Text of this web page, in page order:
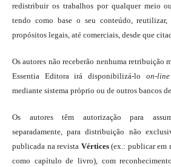
redistribuir os trabalhos por qualquer meio
tendo como base o seu conteúdo,
propósitos legais, até comerciais, desde que
Os autores não receberão nenhuma retribuição
Essentia Editora irá disponibilizá-lo on-line
mediante sistema próprio ou de outros bancos
Os autores têm autorização para
separadamente, para distribuição não
publicada na revista Vértices(ex.: publicar em
como capítulo de livro), com